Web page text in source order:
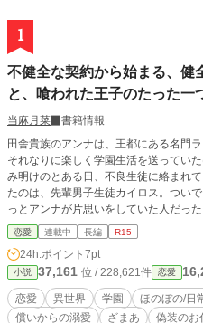
1
不健全な契約から始まる、健
と、喰われた王子のたった一
当麻月菜
書籍情報
田舎貴族のアンナは、王都にある名門
それなりに楽しく学園生活を送ってい
み明けのとある日、不良生徒に絡まれ
たのは、先輩男子生徒カイロス。つい
っとアンナが片思いをしていた人だった。 自分の窮地を救ってくれたカイ
に、アンナは律儀にもお礼がしたいと申し出る。 下心皆無のそ
イロスは「いやいやそんな」と辞退し
てしまった。 「卒業まで恋人のフリをしろ」と。 紆余曲折の末、アンナはカイ
ロスの仮初めの恋人になった。 熱烈にカイロスを身体で口説き落としたふしだ
らな令嬢という肩書きまでオマケされて。 ただ一言「好き」と言えな
が、仮初の恋人を演じながら互いの距
恋愛 連載中 長編 R15
24h.ポイント 7pt
小説 37,161 位 / 228,621件 恋愛
恋愛 異世界 学園 ほのぼの/日
償いからの溺愛
ざまあ 偽装のお